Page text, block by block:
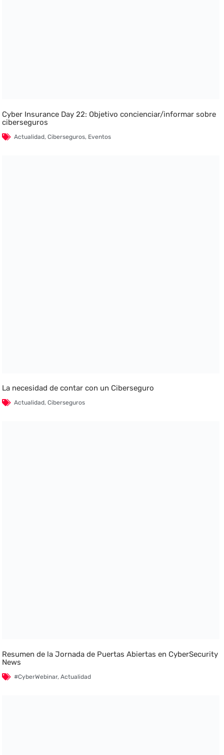
Cyber Insurance Day 22: Objetivo concienciar/informar sobre
ciberseguros
Actualidad,Ciberseguros, Eventos
La necesidad de contar con un Ciberseguro
Actualidad,Ciberseguros
Resumen de la Jornada de Puertas Abiertas en CyberSecurity
News
#CyberWebinar,Actualidad